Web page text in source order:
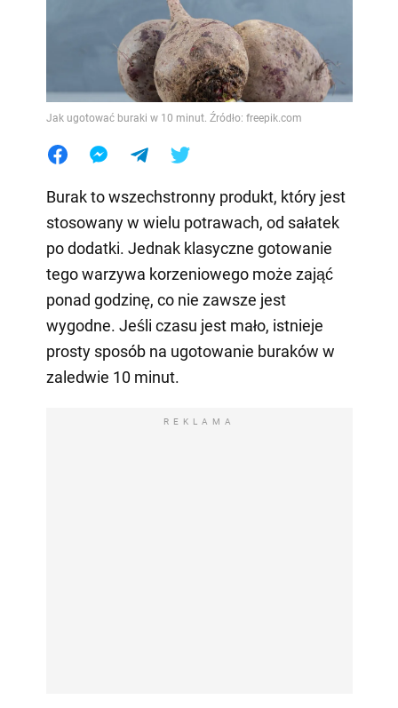
Jak ugotować buraki w 10 minut. Źródło: freepik.com
Burak to wszechstronny produkt, który jest
stosowany w wielu potrawach, od sałatek
po dodatki. Jednak klasyczne gotowanie
tego warzywa korzeniowego może zająć
ponad godzinę, co nie zawsze jest
wygodne. Jeśli czasu jest mało, istnieje
prosty sposób na ugotowanie buraków w
zaledwie 10 minut.
REKLAMA